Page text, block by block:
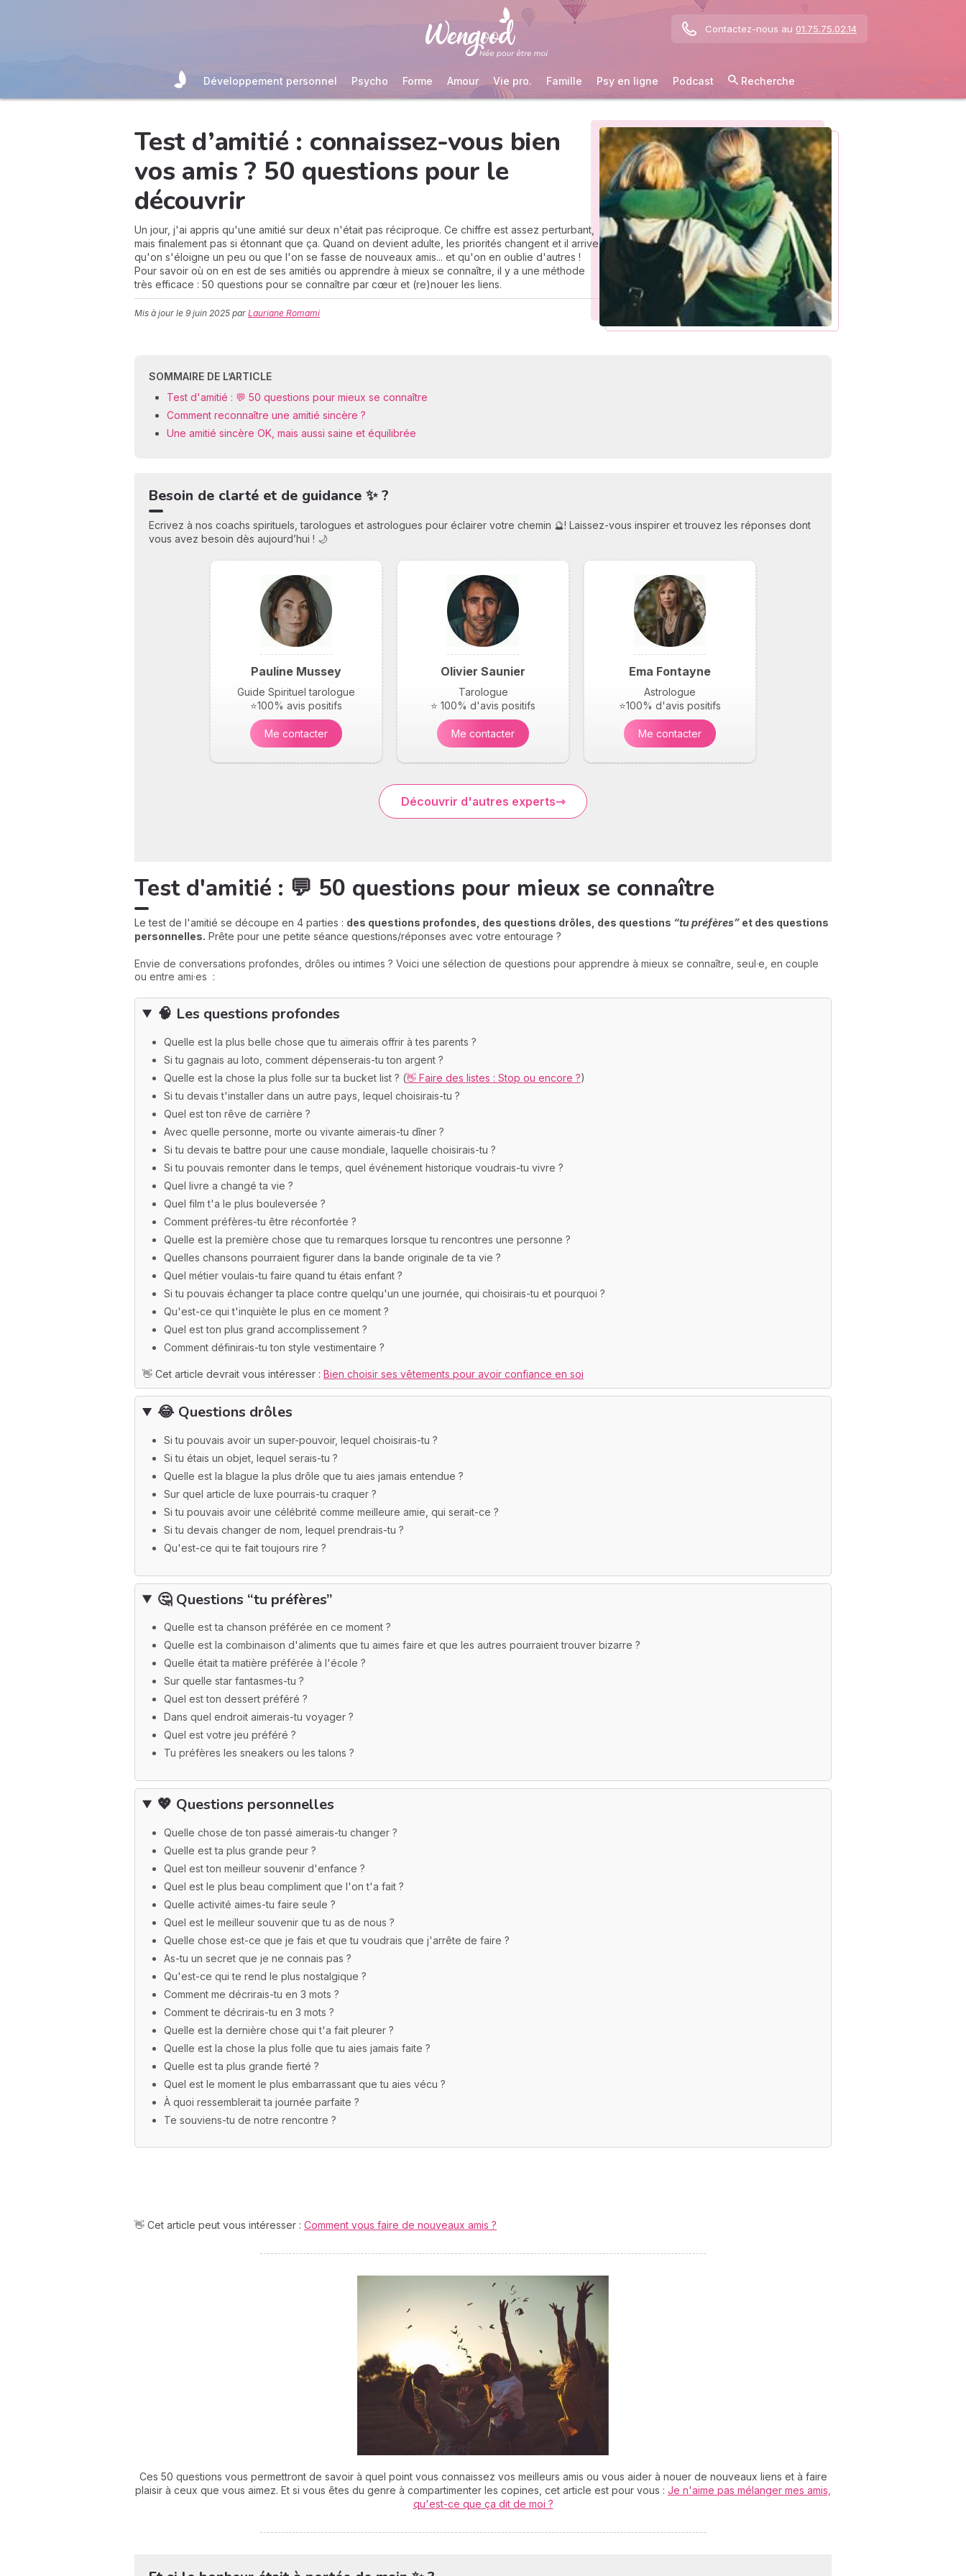
Contactez-nous au 01.75.75.02.14
Développement personnel Psycho Forme Amour Vie pro. Famille Psy en ligne Podcast Recherche
Test d’amitié : connaissez-vous bien
vos amis ? 50 questions pour le
découvrir
Un jour, j'ai appris qu'une amitié sur deux n'était pas réciproque. Ce chiffre est assez perturbant,
mais finalement pas si étonnant que ça. Quand on devient adulte, les priorités changent et il arrive
qu'on s'éloigne un peu ou que l'on se fasse de nouveaux amis... et qu'on en oublie d'autres !
Pour savoir où on en est de ses amitiés ou apprendre à mieux se connaître, il y a une méthode
très efficace : 50 questions pour se connaître par cœur et (re)nouer les liens.
Mis à jour le 9 juin 2025 par Lauriane Romami
SOMMAIRE DE L’ARTICLE
Test d'amitié : 💬 50 questions pour mieux se connaître
Comment reconnaître une amitié sincère ?
Une amitié sincère OK, mais aussi saine et équilibrée
Besoin de clarté et de guidance ✨ ?
Ecrivez à nos coachs spirituels, tarologues et astrologues pour éclairer votre chemin 🔮! Laissez-vous inspirer et trouvez les réponses dont
vous avez besoin dès aujourd’hui ! 🌙
Pauline Mussey
Guide Spirituel tarologue
⭐100% avis positifs
Me contacter
Olivier Saunier
Tarologue
⭐ 100% d'avis positifs
Me contacter
Ema Fontayne
Astrologue
⭐100% d'avis positifs
Me contacter
Découvrir d'autres experts
Test d'amitié : 💬 50 questions pour mieux se connaître
Le test de l'amitié se découpe en 4 parties : des questions profondes, des questions drôles, des questions “tu préfères” et des questions
personnelles. Prête pour une petite séance questions/réponses avec votre entourage ?
Envie de conversations profondes, drôles ou intimes ? Voici une sélection de questions pour apprendre à mieux se connaître, seul·e, en couple
ou entre ami·es :
🧠 Les questions profondes
Quelle est la plus belle chose que tu aimerais offrir à tes parents ?
Si tu gagnais au loto, comment dépenserais-tu ton argent ?
Quelle est la chose la plus folle sur ta bucket list ? (👋 Faire des listes : Stop ou encore ?)
Si tu devais t'installer dans un autre pays, lequel choisirais-tu ?
Quel est ton rêve de carrière ?
Avec quelle personne, morte ou vivante aimerais-tu dîner ?
Si tu devais te battre pour une cause mondiale, laquelle choisirais-tu ?
Si tu pouvais remonter dans le temps, quel événement historique voudrais-tu vivre ?
Quel livre a changé ta vie ?
Quel film t'a le plus bouleversée ?
Comment préfères-tu être réconfortée ?
Quelle est la première chose que tu remarques lorsque tu rencontres une personne ?
Quelles chansons pourraient figurer dans la bande originale de ta vie ?
Quel métier voulais-tu faire quand tu étais enfant ?
Si tu pouvais échanger ta place contre quelqu'un une journée, qui choisirais-tu et pourquoi ?
Qu'est-ce qui t'inquiète le plus en ce moment ?
Quel est ton plus grand accomplissement ?
Comment définirais-tu ton style vestimentaire ?
👋 Cet article devrait vous intéresser : Bien choisir ses vêtements pour avoir confiance en soi
😂 Questions drôles
Si tu pouvais avoir un super-pouvoir, lequel choisirais-tu ?
Si tu étais un objet, lequel serais-tu ?
Quelle est la blague la plus drôle que tu aies jamais entendue ?
Sur quel article de luxe pourrais-tu craquer ?
Si tu pouvais avoir une célébrité comme meilleure amie, qui serait-ce ?
Si tu devais changer de nom, lequel prendrais-tu ?
Qu'est-ce qui te fait toujours rire ?
🤔 Questions “tu préfères”
Quelle est ta chanson préférée en ce moment ?
Quelle est la combinaison d'aliments que tu aimes faire et que les autres pourraient trouver bizarre ?
Quelle était ta matière préférée à l'école ?
Sur quelle star fantasmes-tu ?
Quel est ton dessert préféré ?
Dans quel endroit aimerais-tu voyager ?
Quel est votre jeu préféré ?
Tu préfères les sneakers ou les talons ?
💖 Questions personnelles
Quelle chose de ton passé aimerais-tu changer ?
Quelle est ta plus grande peur ?
Quel est ton meilleur souvenir d'enfance ?
Quel est le plus beau compliment que l'on t'a fait ?
Quelle activité aimes-tu faire seule ?
Quel est le meilleur souvenir que tu as de nous ?
Quelle chose est-ce que je fais et que tu voudrais que j'arrête de faire ?
As-tu un secret que je ne connais pas ?
Qu'est-ce qui te rend le plus nostalgique ?
Comment me décrirais-tu en 3 mots ?
Comment te décrirais-tu en 3 mots ?
Quelle est la dernière chose qui t'a fait pleurer ?
Quelle est la chose la plus folle que tu aies jamais faite ?
Quelle est ta plus grande fierté ?
Quel est le moment le plus embarrassant que tu aies vécu ?
À quoi ressemblerait ta journée parfaite ?
Te souviens-tu de notre rencontre ?
👋 Cet article peut vous intéresser : Comment vous faire de nouveaux amis ?
Ces 50 questions vous permettront de savoir à quel point vous connaissez vos meilleurs amis ou vous aider à nouer de nouveaux liens et à faire
plaisir à ceux que vous aimez. Et si vous êtes du genre à compartimenter les copines, cet article est pour vous : Je n'aime pas mélanger mes amis,
qu'est-ce que ça dit de moi ?